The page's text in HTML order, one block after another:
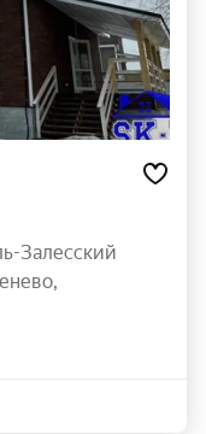
Залесский
,